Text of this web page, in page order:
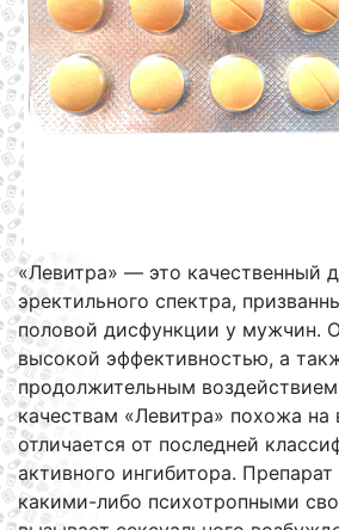
«Левитра» — это качественный
эректильного спектра,
половой дисфункции у мужчин.
высокой эффективностью, а
продолжительным
качествам «Левитра» похожа на
отличается от последней
активного ингибитора. Препарат
какими-либо психотропными